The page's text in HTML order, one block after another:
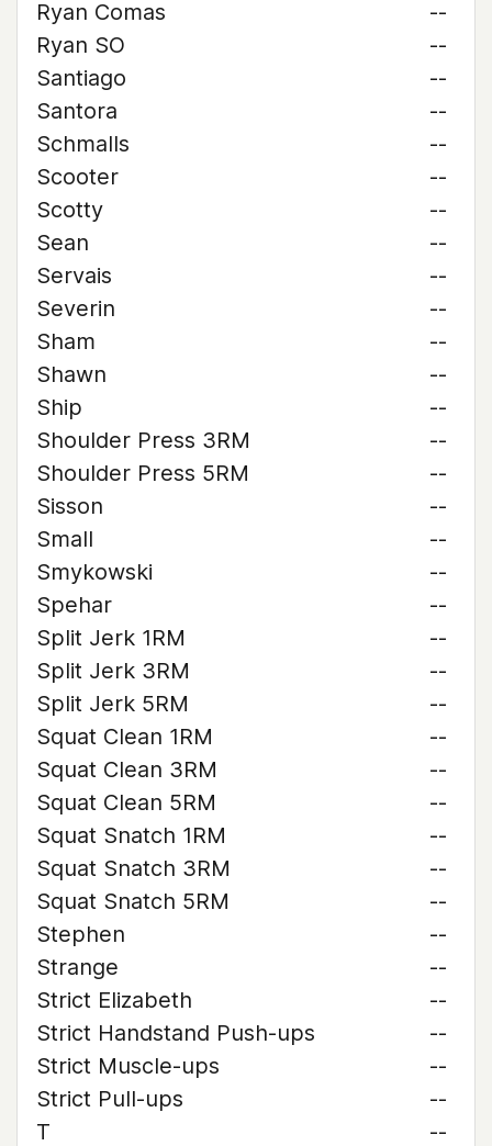
Ryan Comas
--
Ryan SO
--
Santiago
--
Santora
--
Schmalls
--
Scooter
--
Scotty
--
Sean
--
Servais
--
Severin
--
Sham
--
Shawn
--
Ship
--
Shoulder Press 3RM
--
Shoulder Press 5RM
--
Sisson
--
Small
--
Smykowski
--
Spehar
--
Split Jerk 1RM
--
Split Jerk 3RM
--
Split Jerk 5RM
--
Squat Clean 1RM
--
Squat Clean 3RM
--
Squat Clean 5RM
--
Squat Snatch 1RM
--
Squat Snatch 3RM
--
Squat Snatch 5RM
--
Stephen
--
Strange
--
Strict Elizabeth
--
Strict Handstand Push-ups
--
Strict Muscle-ups
--
Strict Pull-ups
--
T
--